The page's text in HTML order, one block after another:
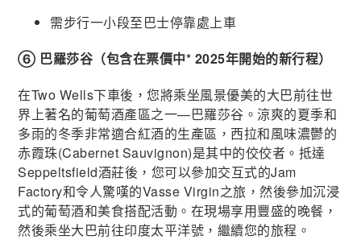
需步行一小段至巴士停靠處上車
⑥ 巴羅莎谷（包含在票價中* 2025年開始的新行程）
在Two Wells下車後，您將乘坐風景優美的大巴前往世
界上著名的葡萄酒產區之一—巴羅莎谷。涼爽的夏季和
多雨的冬季非常適合紅酒的生產區，西拉和風味濃鬱的
赤霞珠(Cabernet Sauvignon)是其中的佼佼者。抵達
Seppeltsfield酒莊後，您可以參加交互式的Jam
Factory和令人驚嘆的Vasse Virgin之旅，然後參加沉浸
式的葡萄酒和美食搭配活動。在現場享用豐盛的晚餐，
然後乘坐大巴前往印度太平洋號，繼續您的旅程。